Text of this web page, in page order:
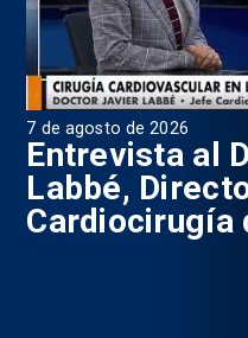
7 de agosto de 2026
Entrevista al
Labbé,
Cardiocirugía